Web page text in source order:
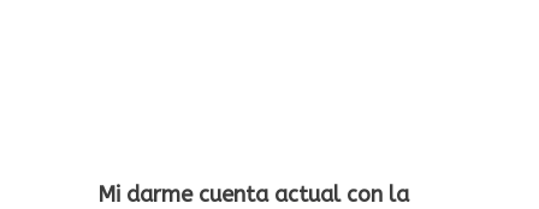
Mi darme cuenta actual con la